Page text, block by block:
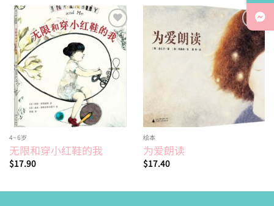
Add to
wishlist
4~6岁
无限和穿小红鞋的我
$17.90
Add to
wishlist
绘本
为爱朗读
$17.40